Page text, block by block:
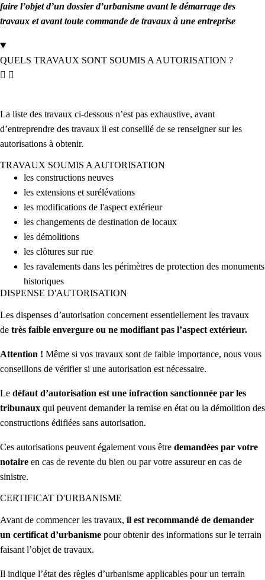
faire l’objet d’un dossier d’urbanisme avant le démarrage des
travaux et avant toute commande de travaux à une entreprise
QUELS TRAVAUX SONT SOUMIS A AUTORISATION ?
La liste des travaux ci-dessous n’est pas exhaustive, avant
d’entreprendre des travaux il est conseillé de se renseigner sur les
autorisations à obtenir.
TRAVAUX SOUMIS A AUTORISATION
les constructions neuves
les extensions et surélévations
les modifications de l'aspect extérieur
les changements de destination de locaux
les démolitions
les clôtures sur rue
les ravalements dans les périmètres de protection des monuments
historiques
DISPENSE D'AUTORISATION
Les dispenses d’autorisation concernent essentiellement les travaux
de très faible envergure ou ne modifiant pas l’aspect extérieur.
Attention ! Même si vos travaux sont de faible importance, nous vous
conseillons de vérifier si une autorisation est nécessaire.
Le défaut d’autorisation est une infraction sanctionnée par les
tribunaux qui peuvent demander la remise en état ou la démolition des
constructions édifiées sans autorisation.
Ces autorisations peuvent également vous être demandées par votre
notaire en cas de revente du bien ou par votre assureur en cas de
sinistre.
CERTIFICAT D'URBANISME
Avant de commencer les travaux, il est recommandé de demander
un certificat d’urbanisme pour obtenir des informations sur le terrain
faisant l’objet de travaux.
Il indique l’état des règles d’urbanisme applicables pour un terrain